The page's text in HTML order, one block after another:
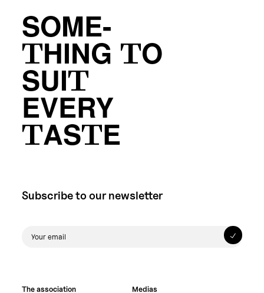
SOME-
THING TO
SUIT
EVERY
TASTE
Subscribe to our newsletter
The association Medias